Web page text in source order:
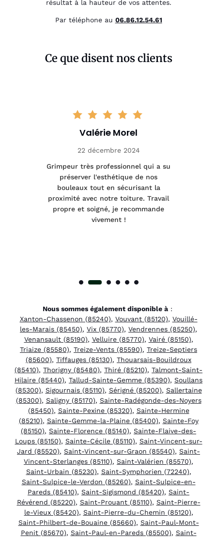
résultat à la hauteur de vos attentes.
Par téléphone au 06.86.12.54.61
Ce que disent nos clients
Valérie Morel
22 décembre 2024
Grimpeur très professionnel qui a su
préserver l'esthétique de nos
bouleaux tout en sécurisant la
proximité avec notre toiture. Travail
propre et soigné, je recommande
vivement !
Nous sommes également disponible à:
Xanton-Chassenon (85240), Vouvant (85120), Vouillé-
les-Marais (85450), Vix (85770), Vendrennes (85250),
Venansault (85190), Velluire (85770), Vairé (85150),
Triaize (85580), Treize-Vents (85590), Treize-Septiers
(85600), Tiffauges (85130), Thouarsais-Bouildroux
(85410), Thorigny (85480), Thiré (85210), Talmont-Saint-
Hilaire (85440), Tallud-Sainte-Gemme (85390), Soullans
(85300), Sigournais (85110), Sérigné (85200), Sallertaine
(85300), Saligny (85170), Sainte-Radégonde-des-Noyers
(85450), Sainte-Pexine (85320), Sainte-Hermine
(85210), Sainte-Gemme-la-Plaine (85400), Sainte-Foy
(85150), Sainte-Florence (85140), Sainte-Flaive-des-
Loups (85150), Sainte-Cécile (85110), Saint-Vincent-sur-
Jard (85520), Saint-Vincent-sur-Graon (85540), Saint-
Vincent-Sterlanges (85110), Saint-Valérien (85570),
Saint-Urbain (85230), Saint-Symphorien (72240),
Saint-Sulpice-le-Verdon (85260), Saint-Sulpice-en-
Pareds (85410), Saint-Sigismond (85420), Saint-
Révérend (85220), Saint-Prouant (85110), Saint-Pierre-
le-Vieux (85420), Saint-Pierre-du-Chemin (85120),
Saint-Philbert-de-Bouaine (85660), Saint-Paul-Mont-
Penit (85670), Saint-Paul-en-Pareds (85500), Saint-